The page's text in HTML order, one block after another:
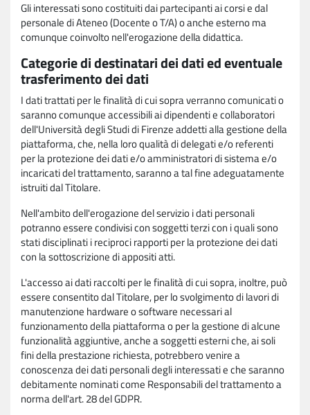
Gli interessati sono costituiti dai partecipanti ai corsi e dal
personale di Ateneo (Docente o T/A) o anche esterno ma
comunque coinvolto nell'erogazione della didattica.
Categorie di destinatari dei dati ed eventuale
trasferimento dei dati
I dati trattati per le finalità di cui sopra verranno comunicati o
saranno comunque accessibili ai dipendenti e collaboratori
dell'Università degli Studi di Firenze addetti alla gestione della
piattaforma, che, nella loro qualità di delegati e/o referenti
per la protezione dei dati e/o amministratori di sistema e/o
incaricati del trattamento, saranno a tal fine adeguatamente
istruiti dal Titolare.
Nell'ambito dell'erogazione del servizio i dati personali
potranno essere condivisi con soggetti terzi con i quali sono
stati disciplinati i reciproci rapporti per la protezione dei dati
con la sottoscrizione di appositi atti.
L'accesso ai dati raccolti per le finalità di cui sopra, inoltre, può
essere consentito dal Titolare, per lo svolgimento di lavori di
manutenzione hardware o software necessari al
funzionamento della piattaforma o per la gestione di alcune
funzionalità aggiuntive, anche a soggetti esterni che, ai soli
fini della prestazione richiesta, potrebbero venire a
conoscenza dei dati personali degli interessati e che saranno
debitamente nominati come Responsabili del trattamento a
norma dell'art. 28 del GDPR.